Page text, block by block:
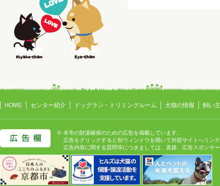
HOME センター紹介 ドッグラン・トリミングルーム 犬猫の情報 飼い
※ 本市の財源確保のための広告を掲載しています。
広告をクリックすると別ウィンドウを開いて外部サイトへリン
広告内容に関する質問等につきましては、直接、広告スポンサ